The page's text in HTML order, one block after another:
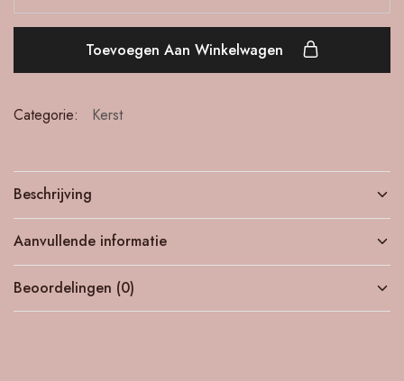
Toevoegen Aan Winkelwagen
Categorie: Kerst
Beschrijving
Aanvullende informatie
Beoordelingen (0)